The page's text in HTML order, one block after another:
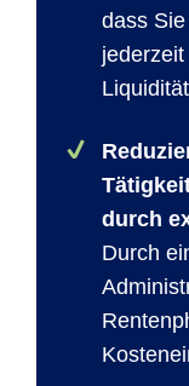
dass
durch
Durch